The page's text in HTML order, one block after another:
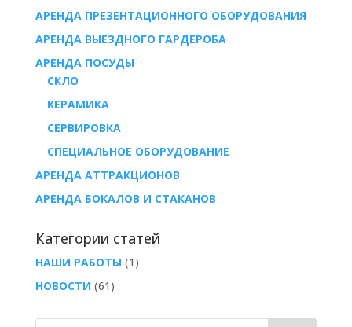
АРЕНДА ПРЕЗЕНТАЦИОННОГО ОБОРУДОВАНИЯ
АРЕНДА ВЫЕЗДНОГО ГАРДЕРОБА
AРЕНДА ПОСУДЫ
СКЛО
КЕРАМИКА
СЕРВИРОВКА
СПЕЦИАЛЬНОЕ ОБОРУДОВАНИЕ
АРЕНДА АТТРАКЦИОНОВ
АРЕНДА БОКАЛОВ И СТАКАНОВ
Категории статей
НАШИ РАБОТЫ(1)
НОВОСТИ(61)